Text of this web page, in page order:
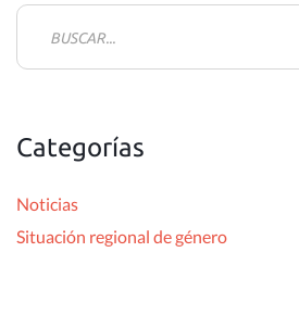
a
:
Categorías
Noticias
Situación regional de género